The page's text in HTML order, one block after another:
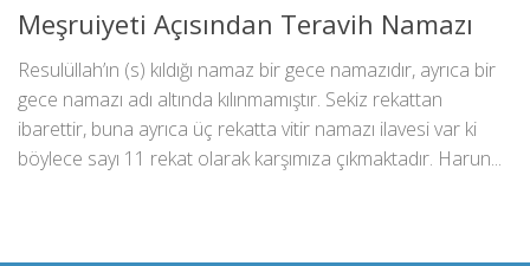
Meşruiyeti Açısından Teravih Namazı
Resulüllah’ın (s) kıldığı namaz bir gece namazıdır, ayrıca bir
gece namazı adı altında kılınmamıştır. Sekiz rekattan
ibarettir, buna ayrıca üç rekatta vitir namazı ilavesi var ki
böylece sayı 11 rekat olarak karşımıza çıkmaktadır. Harun...